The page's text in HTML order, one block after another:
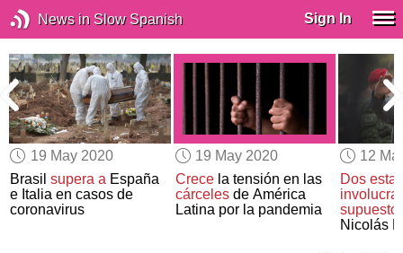
News in Slow Spanish Sign In
19 May 2020
Brasilsupera a España
e Italia en casos de
coronavirus
19 May 2020
Crecela tensión en las
cárcelesde América
Latina por la pandemia
12
Dos
supuesto
Nicolás